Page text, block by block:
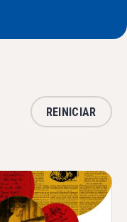
REINICIAR